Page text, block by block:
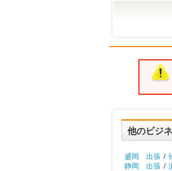
他のビジ
盛岡 出張 /
静岡 出張 /